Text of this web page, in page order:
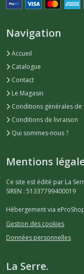
Navigation
Accueil
Catalogue
Contact
Le Magasin
Conditions générales de
Conditions de livraison
Qui sommes-nous ?
Mentions
Ce site est édité par La
SIREN : 51337799400019
Hébergement via
Gestion des cookies
Données personnelles
La Serre.